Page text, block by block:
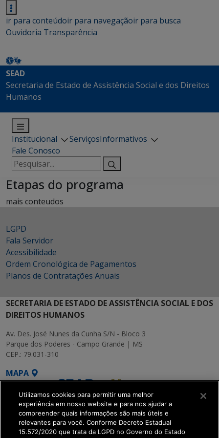
ir para conteúdoir para navegaçãoir para busca
Ouvidoria Transparência
SEAD
Secretaria de Estado de Assistência Social e dos Direitos
Humanos
Institucional ServiçosInformativos
Fale Conosco
Pesquisar
por:
Etapas do programa
mais conteudos
LGPD
Fala Servidor
Acessibilidade
Ordem Cronológica de Pagamentos
Planos de Contratações Anuais
SECRETARIA DE ESTADO DE ASSISTÊNCIA SOCIAL E DOS
DIREITOS HUMANOS
Av. Des. José Nunes da Cunha S/N - Bloco 3
Parque dos Poderes - Campo Grande | MS
CEP.: 79.031-310
MAPA
SETDIG | Secretaria-
Utilizamos cookies para permitir uma melhor
experiência em nosso website e para nos ajudar a
compreender quais informações são mais úteis e
relevantes para você. Conforme Decreto Estadual
15.572/2020 que trata da LGPD no Governo do Estado